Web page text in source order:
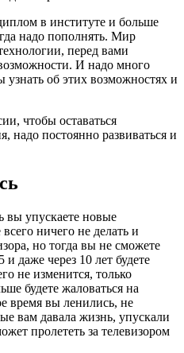
в институте и больше
надо пополнять. Мир
перед вами
И надо много
узнать об этих возможностях и
чтобы оставаться
надо постоянно развиваться и
вы упускаете новые
ничего не делать и
но тогда вы не сможете
даже через 10 лет будете
не изменится, только
будете жаловаться на
время вы ленились, не
вам давала жизнь, упускали
пролететь за телевизором